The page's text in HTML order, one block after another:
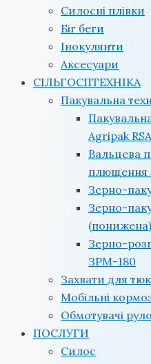
Силосні плівки
Біг беги
Інокулянти
Аксесуари
СІЛЬГОСПТЕХНІКА
Пакувальна
Agripak RSA
Вальцева
плющення
Зерно-
Зерно-
(понижена)
Зерно-
ЗРМ-180
Захвати для
Мобільні
Обмотувачі
ПОСЛУГИ
Силос